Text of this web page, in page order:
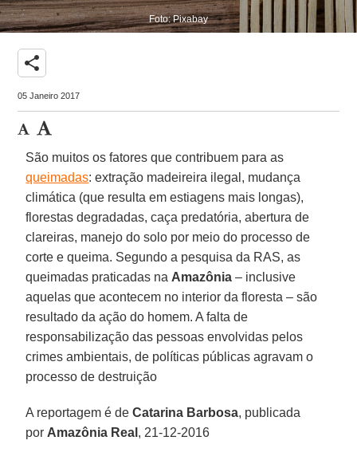
Foto: Pixabay
share
05 Janeiro 2017
São muitos os fatores que contribuem para as
queimadas: extração madeireira ilegal, mudança
climática (que resulta em estiagens mais longas),
florestas degradadas, caça predatória, abertura de
clareiras, manejo do solo por meio do processo de
corte e queima. Segundo a pesquisa da RAS, as
queimadas praticadas na Amazônia – inclusive
aquelas que acontecem no interior da floresta – são
resultado da ação do homem. A falta de
responsabilização das pessoas envolvidas pelos
crimes ambientais, de políticas públicas agravam o
processo de destruição
A reportagem é deCatarina Barbosa, publicada
por Amazônia Real , 21-12-2016